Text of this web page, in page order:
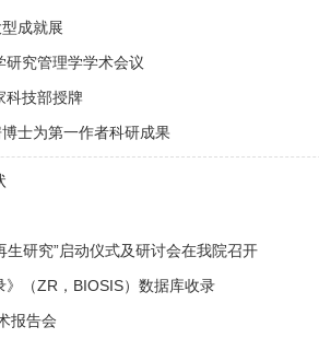
成就展
研究管理学学术会议
科技部授牌
士为第一作者科研成果
研究”启动仪式及研讨会在我院召开
》（ZR，BIOSIS）数据库收录
报告会